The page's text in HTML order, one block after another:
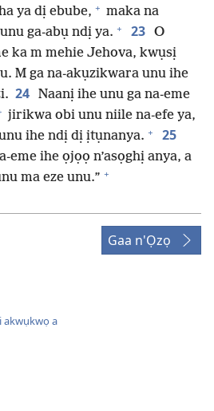
ya dị ebube, + maka na
ga-abụ ndị ya. + 23 O
ka m mehie Jehova, kwụsị
M ga na-akụzikwara unu ihe
24 Naanị ihe unu ga na-eme
jirikwa obi unu niile na-efe ya,
ihe ndị dị ịtụnanya. + 25
eme ihe ọjọọ n’asọghị anya, a
ma eze unu.” +
Gaa n'Ọzọ
a